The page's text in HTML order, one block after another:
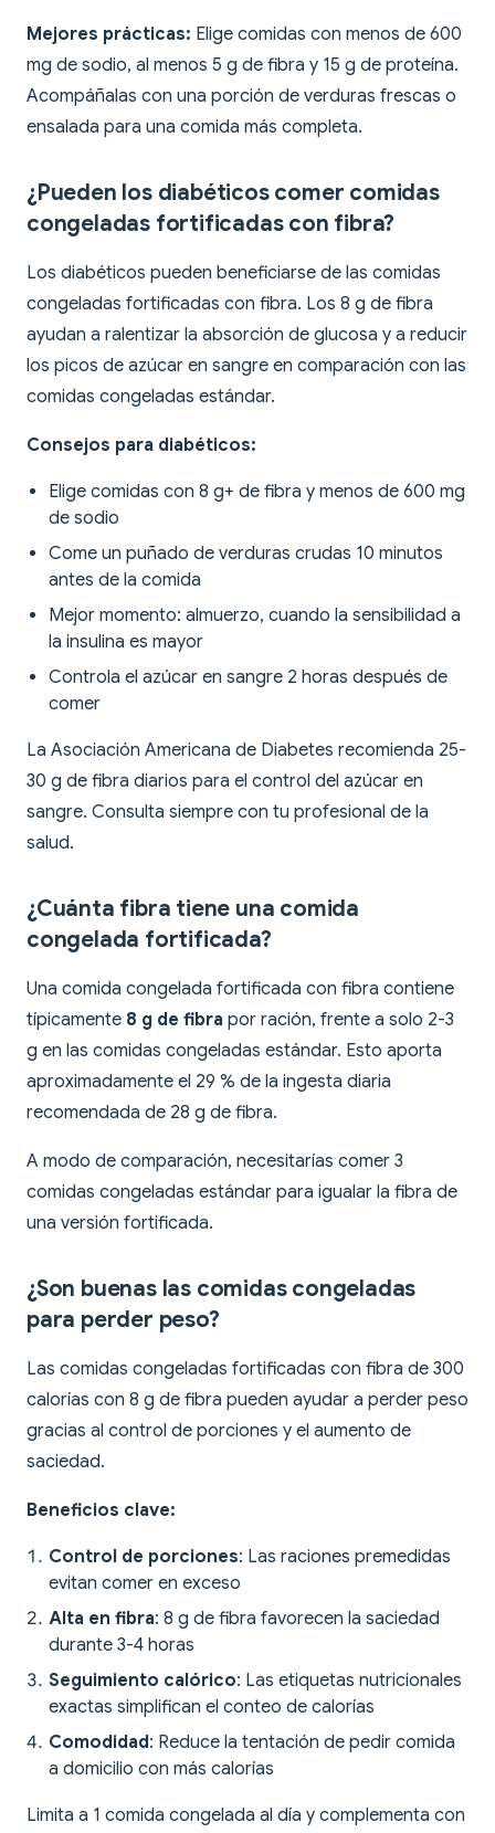
Mejores prácticas: Elige comidas con menos de 600
mg de sodio, al menos 5 g de fibra y 15 g de proteína.
Acompáñalas con una porción de verduras frescas o
ensalada para una comida más completa.
¿Pueden los diabéticos comer comidas
congeladas fortificadas con fibra?
Los diabéticos pueden beneficiarse de las comidas
congeladas fortificadas con fibra. Los 8 g de fibra
ayudan a ralentizar la absorción de glucosa y a reducir
los picos de azúcar en sangre en comparación con las
comidas congeladas estándar.
Consejos para diabéticos:
Elige comidas con 8 g+ de fibra y menos de 600 mg
de sodio
Come un puñado de verduras crudas 10 minutos
antes de la comida
Mejor momento: almuerzo, cuando la sensibilidad a
la insulina es mayor
Controla el azúcar en sangre 2 horas después de
comer
La Asociación Americana de Diabetes recomienda 25-
30 g de fibra diarios para el control del azúcar en
sangre. Consulta siempre con tu profesional de la
salud.
¿Cuánta fibra tiene una comida
congelada fortificada?
Una comida congelada fortificada con fibra contiene
típicamente 8 g de fibra por ración, frente a solo 2-3
g en las comidas congeladas estándar. Esto aporta
aproximadamente el 29 % de la ingesta diaria
recomendada de 28 g de fibra.
A modo de comparación, necesitarías comer 3
comidas congeladas estándar para igualar la fibra de
una versión fortificada.
¿Son buenas las comidas congeladas
para perder peso?
Las comidas congeladas fortificadas con fibra de 300
calorías con 8 g de fibra pueden ayudar a perder peso
gracias al control de porciones y el aumento de
saciedad.
Beneficios clave:
Control de porciones: Las raciones premedidas
evitan comer en exceso
Alta en fibra: 8 g de fibra favorecen la saciedad
durante 3-4 horas
Seguimiento calórico: Las etiquetas nutricionales
exactas simplifican el conteo de calorías
Comodidad: Reduce la tentación de pedir comida
a domicilio con más calorías
Limita a 1 comida congelada al día y complementa con